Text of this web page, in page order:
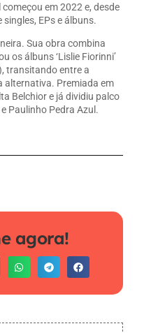
em 2022 e, desde
EPs e álbuns.
Sua obra combina
os álbuns ‘Lislie Fiorinni’
transitando entre a
alternativa. Premiada em
Belchior e já dividiu palco
Paulinho Pedra Azul.
agora!